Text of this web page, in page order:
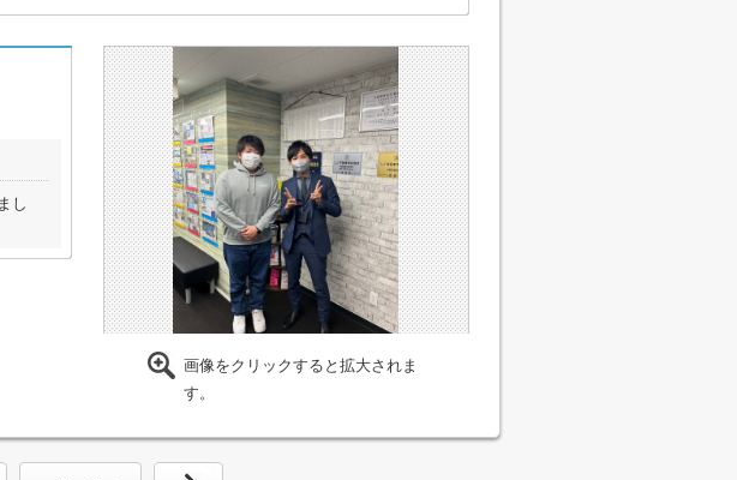
し
画像をクリックすると拡大されま
す。